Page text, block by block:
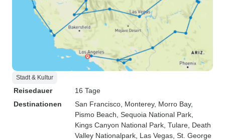
Stadt & Kultur
Reisedauer
16 Tage
Destinationen
San Francisco , Monterey, Morro Bay,
Pismo Beach , Sequoia National Park
Kings Canyon National Park , Tulare , Death
Valley Nationalpark , Las Vegas , St. George